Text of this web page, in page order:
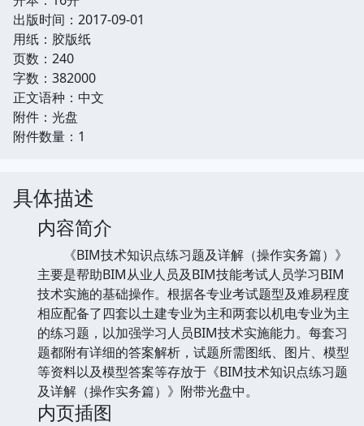
出版时间：2017-09-01
用纸：胶版纸
页数：240
字数：382000
正文语种：中文
附件：光盘
附件数量：1
具体描述
内容简介
《BIM技术知识点练习题及详解（操作实务篇）》
主要是帮助BIM从业人员及BIM技能考试人员学习BIM
技术实施的基础操作。根据各专业考试题型及难易程度
相应配备了四套以土建专业为主和两套以机电专业为主
的练习题，以加强学习人员BIM技术实施能力。每套习
题都附有详细的答案解析，试题所需图纸、图片、模型
等资料以及模型答案等存放于《BIM技术知识点练习题
及详解（操作实务篇）》附带光盘中。
内页插图